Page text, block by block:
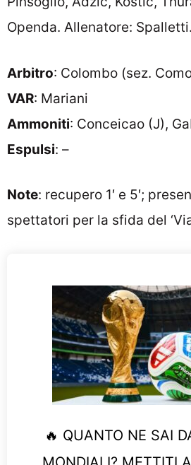
Openda. Allenatore: Spalletti.
Arbitro: Colombo (sez.
VAR: Mariani
Ammoniti: Conceicao (J),
Espulsi: –
Note: recupero 1′ e 5′;
spettatori per la sfida del
🔥 QUANTO NE SAI